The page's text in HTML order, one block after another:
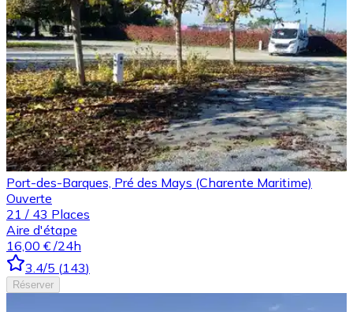
Port-des-Barques, Pré des Mays (Charente Maritime)
Ouverte
21 / 43 Places
Aire d'étape
16,00 € /24h
3.4/5 (143)
Réserver